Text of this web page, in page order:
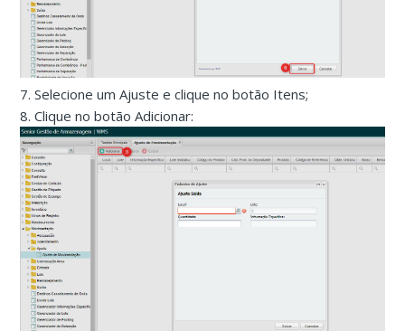
7. Selecione um Ajuste e clique no botão Itens;
8. Clique no botão Adicionar: